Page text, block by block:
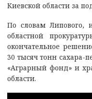
Киевской области за
По словам Липового,
областной
окончательное
30 тысяч тонн сахара-
«Аграрный фонд» и
области.